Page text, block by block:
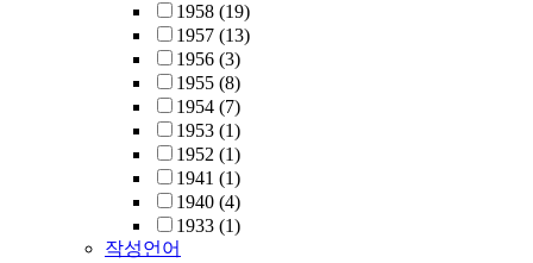
1958 (19)
1957 (13)
1956 (3)
1955 (8)
1954 (7)
1953 (1)
1952 (1)
1941 (1)
1940 (4)
1933 (1)
작성언어